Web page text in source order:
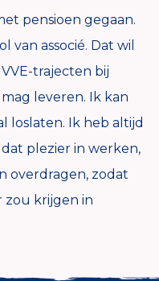
pensioen gegaan.
associé. Dat wil
trajecten bij
leveren. Ik kan
loslaten. Ik heb altijd
plezier in werken,
overdragen, zodat
zou krijgen in